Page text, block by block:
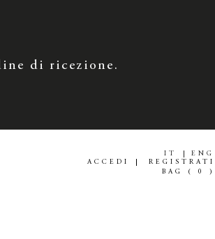
di ricezione.
IT
ENG
ACCEDI
REGISTRATI
BAG (
0 )